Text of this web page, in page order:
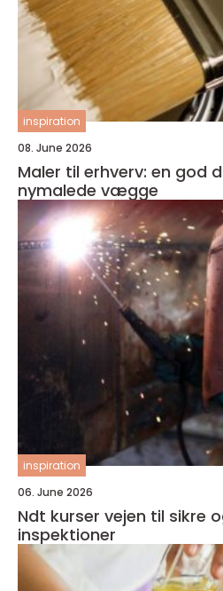
inspiration
08. June 2026
Maler til erhverv: en god
nymalede vægge
inspiration
06. June 2026
Ndt kurser vejen til sikre og pålidelige
inspektioner